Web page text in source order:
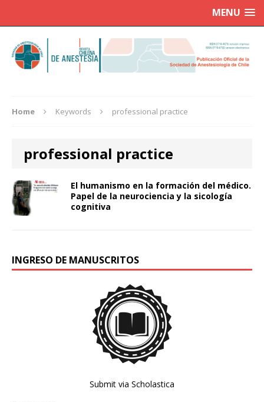
MENU
Home Keywords professional practice
professional practice
El humanismo en la formación del médico.
Papel de la neurociencia y la sicología
cognitiva
INGRESO DE MANUSCRITOS
Submit via Scholastica